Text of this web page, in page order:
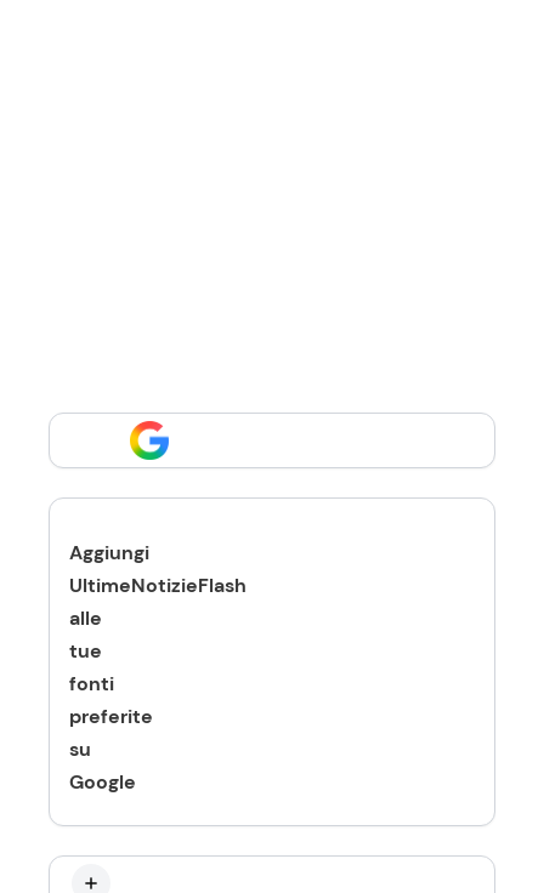
Aggiungi
UltimeNotizieFlash
alle
tue
fonti
preferite
su
Google